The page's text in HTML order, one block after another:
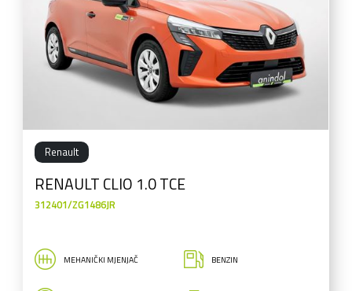
Renault
RENAULT CLIO 1.0 TCE
312401/ZG1486JR
MEHANIČKI MJENJAČ BENZIN